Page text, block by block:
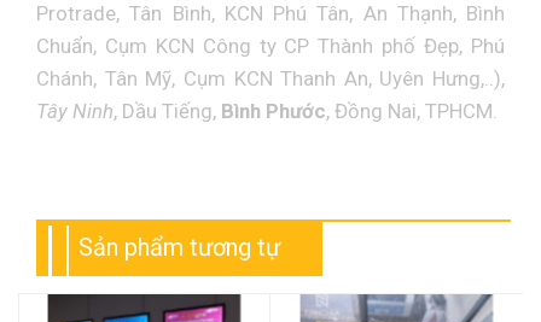
Protrade, Tân Bình, KCN Phú Tân, An Thạnh, Bình
Chuẩn, Cụm KCN Công ty CP Thành phố Đẹp, Phú
Chánh, Tân Mỹ, Cụm KCN Thanh An, Uyên Hưng,..),
Tây Ninh, Dầu Tiếng, Bình Phước, Đồng Nai, TPHCM.
Sản phẩm tương tự